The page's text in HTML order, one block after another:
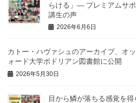
らける」— プレミアムサ
講生の声
2026年6月6日
カトー・ハヴァシュのアーカイブ、オ
ォード大学ボドリアン図書館に公開
2026年5月30日
目から鱗が落ちる感覚を得